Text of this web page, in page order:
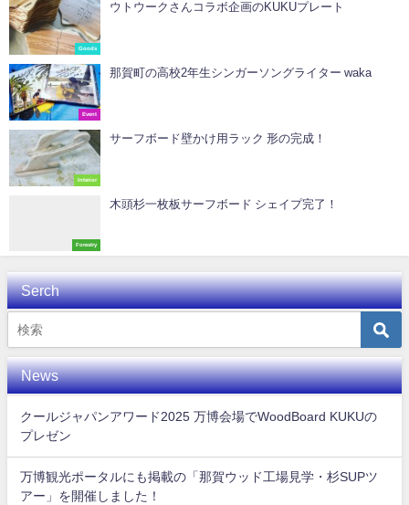
Goods
ウトウークさんコラボ企画のKUKUプレート
Event
那賀町の高校2年生シンガーソングライター waka
Interior
サーフボード壁かけ用ラック 形の完成！
Forestry
木頭杉一枚板サーフボード シェイプ完了！
Serch
News
クールジャパンアワード2025 万博会場でWoodBoard KUKUの
プレゼン
万博観光ポータルにも掲載の「那賀ウッド工場見学・杉SUPツ
アー」を開催しました！